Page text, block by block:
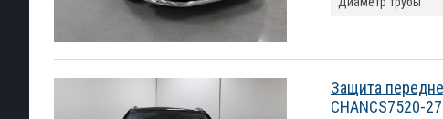
Защита
CHANCS7520-27